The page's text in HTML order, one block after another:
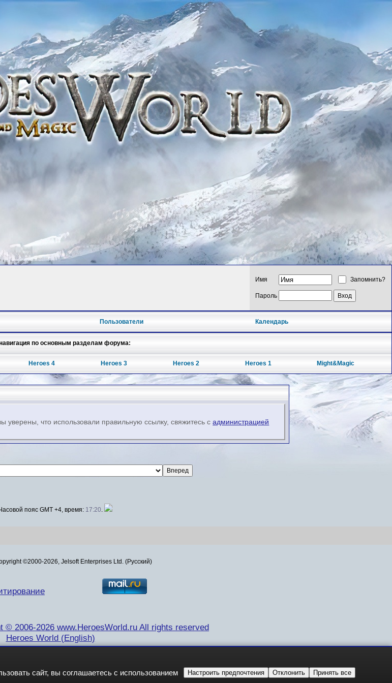
Имя Запомнить?
Пароль
Пользователи Календарь
по основным разделам форума:
Heroes 4 Heroes 3 Heroes 2 Heroes 1 Might&Magic
уверены, что использовали правильную ссылку, свяжитесь садминистрацией
пояс GMT +4, время: 17:20
©2000-2026, Jelsoft Enterprises Ltd. (Русский)
© 2006-2026 www.HeroesWorld.ru All rights reserved
Heroes World (English)
сайт, вы соглашаетесь с использованием
Настроить предпочтения Отклонить Принять все